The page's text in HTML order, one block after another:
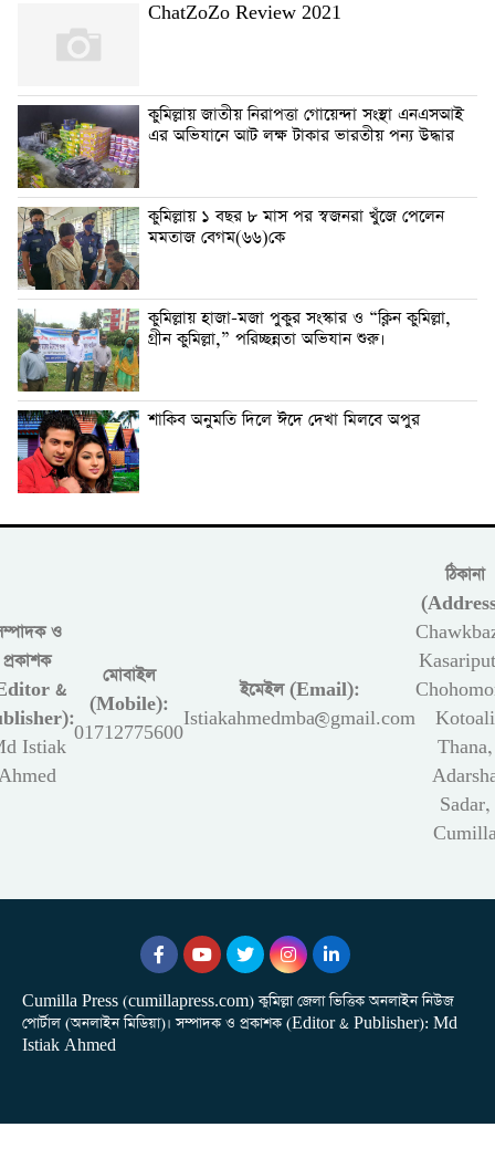
ChatZoZo Review 2021
কুমিল্লায় জাতীয় নিরাপত্তা গোয়েন্দা সংস্থা এনএসআই
এর অভিযানে আট লক্ষ টাকার ভারতীয় পন্য উদ্ধার
কুমিল্লায় ১ বছর ৮ মাস পর স্বজনরা খুঁজে পেলেন
মমতাজ বেগম(৬৬)কে
কুমিল্লায় হাজা-মজা পুকুর সংস্কার ও “ক্লিন কুমিল্লা,
গ্রীন কুমিল্লা,” পরিচ্ছন্নতা অভিযান শুরু।
শাকিব অনুমতি দিলে ঈদে দেখা মিলবে অপুর
ও
প্রকাশক
&
Istiak
মোবাইল
(Mobile):
01712775600
ইমেইল (Email):
Istiakahmedmba@gmail.com
ঠিকানা
Kotoali
Thana,
Sadar,
Cumilla Press (cumillapress.com) কুমিল্লা জেলা ভিত্তিক অনলাইন নিউজ
পোর্টাল (অনলাইন মিডিয়া)। সম্পাদক ও প্রকাশক (Editor & Publisher): Md
Istiak Ahmed